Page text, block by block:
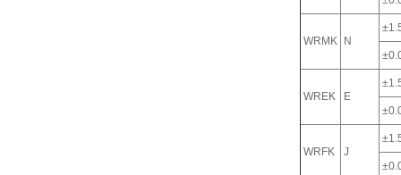
WRMK N
WREK E
WRFK J